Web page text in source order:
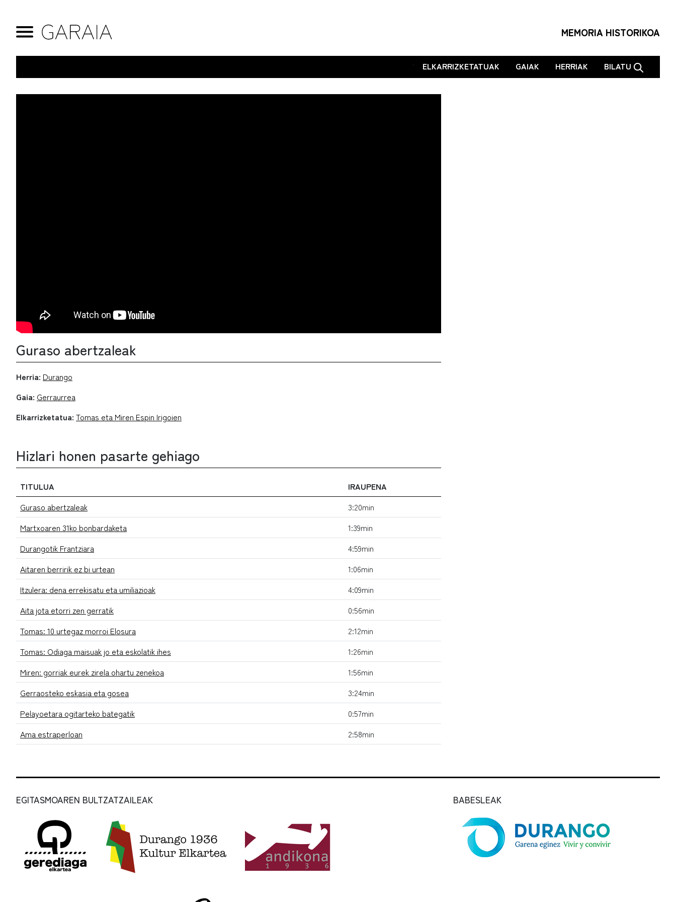
MEMORIA HISTORIKOA
. ELKARRIZKETATUAK GAIAK HERRIAK BILATU
Guraso abertzaleak
Herria: Durango
Gaia: Gerraurrea
Elkarrizketatua: Tomas eta Miren Espin Irigoien
Hizlari honen pasarte gehiago
TITULUA
IRAUPENA
Guraso abertzaleak
3:20min
Martxoaren 31ko bonbardaketa
1:39min
Durangotik Frantziara
4:59min
Aitaren berririk ez bi urtean
1:06min
Itzulera: dena errekisatu eta umiliazioak
4:09min
Aita jota etorri zen gerratik
0:56min
Tomas: 10 urtegaz morroi Elosura
2:12min
Tomas: Odiaga maisuak jo eta eskolatik ihes
1:26min
Miren: gorriak eurek zirela ohartu zenekoa
1:56min
Gerraosteko eskasia eta gosea
3:24min
Pelayoetara ogitarteko bategatik
0:57min
Ama estraperloan
2:58min
EGITASMOAREN BULTZATZAILEAK BABESLEAK